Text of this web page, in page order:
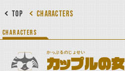
CHARACTERS
TOP
CHARACTERS
かっぷるのじょせい
カップルの